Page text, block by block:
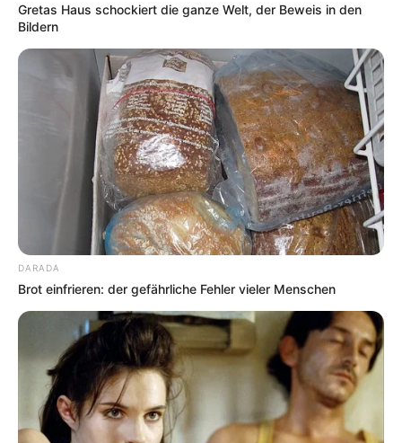
Gretas Haus schockiert die ganze Welt, der Beweis in den
Bildern
DARADA
Brot einfrieren: der gefährliche Fehler vieler Menschen